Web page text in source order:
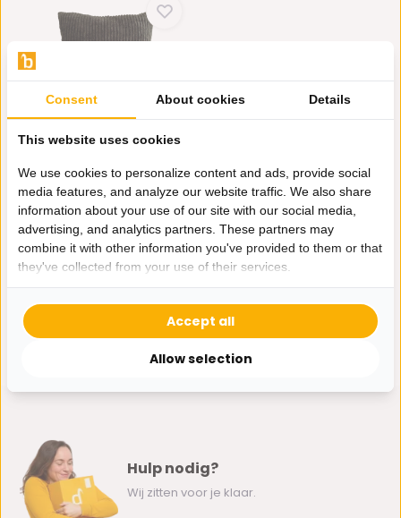
45x45 CM
Laat je huis schitteren met
deze prachtige kusse...
Niet op voorraad
5,95
Hulp nodig?
Wij zitten voor je klaar.
Consent About cookies Details
This website uses cookies
We use cookies to personalize content and ads, provide social
media features, and analyze our website traffic. We also share
information about your use of our site with our social media,
advertising, and analytics partners. These partners may
combine it with other information you've provided to them or that
they've collected from your use of their services.
Allow selection
Accept all